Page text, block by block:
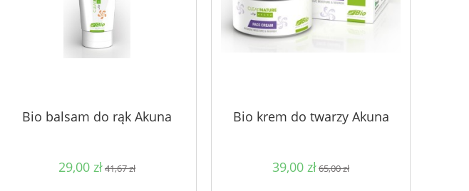
Bio balsam do rąk Akuna
29,00 zł41,67 zł
Bio krem do twarzy Akuna
39,00 zł65,00 zł